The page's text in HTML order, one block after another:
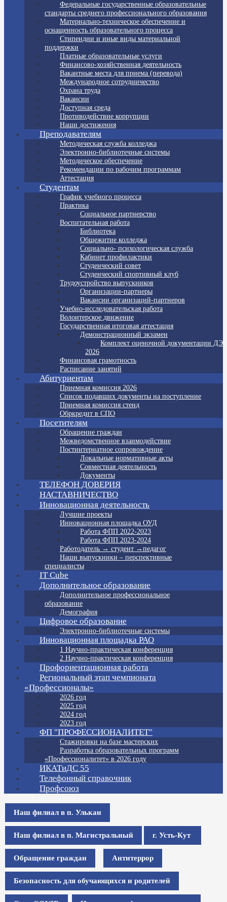
Федеральные государственные образовательные
стандарты среднего профессионального образования
Материально-техническое обеспечение и
оснащенность образовательного процесса
Стипендии и иные виды материальной
поддержки
Платные образовательные услуги
Финансово-хозяйственная деятельность
Вакантные места для приема (перевода)
Международное сотрудничество
Охрана труда
Вакансии
Доступная среда
Противодействие коррупции
Наши достижения
Преподавателям
Методическая служба колледжа
Электронно-библиотечные системы
Методическое обеспечение
Рекомендации по рабочим программам
Аттестация
Студентам
График учебного процесса
Практика
Социальное партнерство
Воспитательная работа
Библиотека
Общежитие колледжа
Социально- психологическая служба
Кабинет профилактики
Студенческий совет
Студенческий спортивный клуб
Трудоустройство выпускников
Организации-партнеры
Вакансии организаций-партнеров
Учебно-исследовательская работа
Волонтерское движение
Государственная итоговая аттестация
Демонстрационный экзамен
Комплект оценочной документации ДЭ
2026
Финансовая грамотность
Расписание занятий
Абитуриентам
Приемная комиссия 2026
Список подавших документы на поступление
Приемная комиссия стенд
Обркредит в СПО
Посетителям
Обращение граждан
Межведомственное взаимодействие
Постинтернатное сопровождение
Локальные нормативные акты
Совместная деятельность
Документы
ТЕЛЕФОН ДОВЕРИЯ
НАСТАВНИЧЕСТВО
Инновационная деятельность
Лучшие проекты
Инновационная площадка ОУД
Работа ФПП 2022-2023
Работа ФПП 2023-2024
Работодатель → студент →педагог
Наши выпускники – перспективные
специалисты
IT Cube
Дополнительное образование
Дополнительное профессиональное
образование
Демография
Цифровое образование
Электронно-библиотечные системы
Инновационная площадка РАО
1 Научно-практическая конференция
2 Научно-практическая конференция
Профориентационная работа
Региональный этап чемпионата
«Профессионалы»
2026 год
2025 год
2024 год
2023 год
ФП "ПРОФЕССИОНАЛИТЕТ"
Стажировки на базе мастерских
Разработка образовательных программ
«Профессионалитет» в 2026 году
ИКАТиДС 55
Телефонный справочник
Профсоюз
Наш филиал в п. Улькан
Наш филиал в п. Магистральный г. Усть-Кут
Обращение граждан Антитеррор
Безопасность для обучающихся и родителей